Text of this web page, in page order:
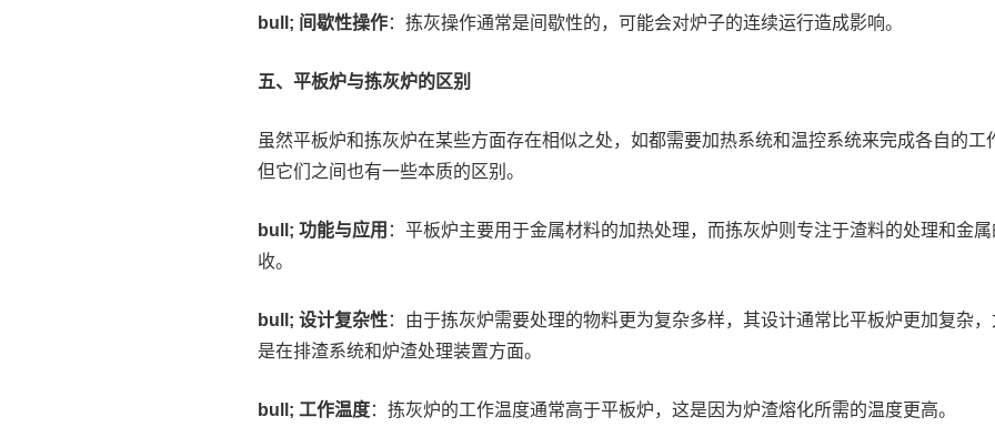
bull; 间歇性操作：拣灰操作通常是间歇性的，可能会对炉子的连续运行造成影响。
五、平板炉与拣灰炉的区别
虽然平板炉和拣灰炉在某些方面存在相似之处，如都需要加热系统和温控系统来完成各自的工
但它们之间也有一些本质的区别。
bull; 功能与应用 ：平板炉主要用于金属材料的加热处理，而拣灰炉则专注于渣料的处理和金属
收。
bull; 设计复杂性：由于拣灰炉需要处理的物料更为复杂多样，其设计通常比平板炉更加复杂
是在排渣系统和炉渣处理装置方面。
bull; 工作温度：拣灰炉的工作温度通常高于平板炉，这是因为炉渣熔化所需的温度更高。